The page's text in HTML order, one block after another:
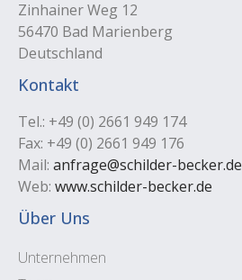
Zinhainer Weg 12
56470 Bad Marienberg
Deutschland
Kontakt
Tel.: +49 (0) 2661 949 174
Fax: +49 (0) 2661 949 176
Mail: anfrage@schilder-becker.de
Web: www.schilder-becker.de
Über Uns
Unternehmen